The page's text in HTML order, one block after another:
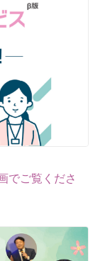
でご覧くださ